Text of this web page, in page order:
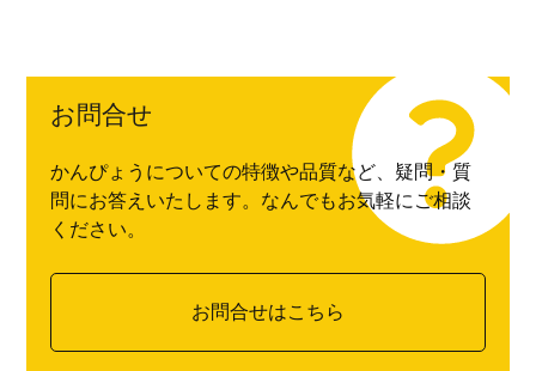
お問合せ
かんぴょうについての特徴や品質など、疑問・質
問にお答えいたします。なんでもお気軽にご相談
ください。
お問合せはこちら